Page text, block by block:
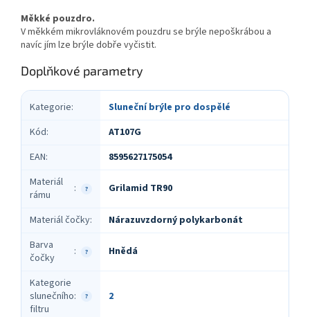
Měkké pouzdro.
V měkkém mikrovláknovém pouzdru se brýle nepoškrábou a
navíc jím lze brýle dobře vyčistit.
Doplňkové parametry
Kategorie:
Sluneční brýle pro dospělé
Kód:
AT107G
EAN: 8595627175054
?
Materiál
rámu
: Grilamid TR90
Materiál čočky: Nárazuvzdorný polykarbonát
?
Barva
čočky
: Hnědá
?
Kategorie
slunečního
filtru
: 2